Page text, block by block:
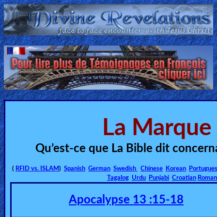
Home:
Mobile
Home: Original Style
🎞
Christian
La
Qu’est-ce que La Bible dit
( RFID vs. ISLAM ) Spanish German Swedish Chinese Korean
Tagalog Urdu Punjabi Croatian
Apocalypse 13 :15-18